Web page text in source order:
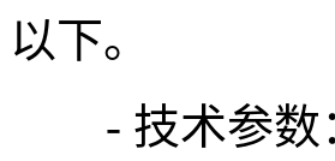
以下。
- 技术参数